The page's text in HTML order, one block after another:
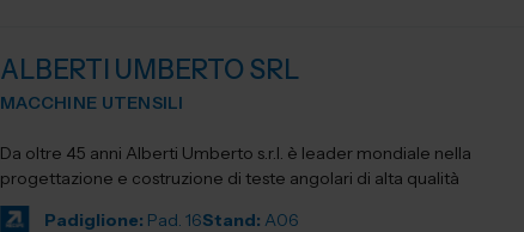
ALBERTI UMBERTO SRL
MACCHINE UTENSILI
Da oltre 45 anni Alberti Umberto s.r.l. è leader mondiale nella
progettazione e costruzione di teste angolari di alta qualità
Padiglione: Pad. 16Stand: A06